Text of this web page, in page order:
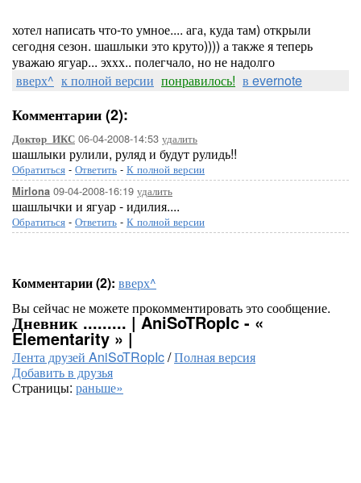
хотел написать что-то умное.... ага, куда там) открыли
сегодня сезон. шашлыки это круто)))) а также я теперь
уважаю ягуар... эххх.. полегчало, но не надолго
вверх^ к полной версии понравилось! в evernote
Комментарии (2):
Доктор_ИКС 06-04-2008-14:53 удалить
шашлыки рулили, руляд и будут рулидь!!
Обратиться - Ответить - К полной версии
Mirlona 09-04-2008-16:19 удалить
шашлычки и ягуар - идилия....
Обратиться - Ответить - К полной версии
Комментарии (2): вверх^
Вы сейчас не можете прокомментировать это сообщение.
Дневник ......... | AniSoTRopIc - «
Elementarity » |
Лента друзей AniSoTRopIc/Полная версия
Добавить в друзья
Страницы: раньше»